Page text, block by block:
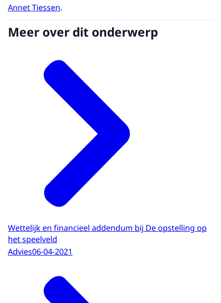
Annet Tiessen.
Meer over dit onderwerp
Wettelijk en financieel addendum bij De opstelling op
het speelveld
Advies06-04-2021